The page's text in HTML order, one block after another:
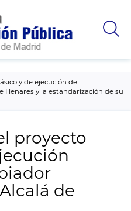
y de ejecución del
Henares y la estandarización de su
proyecto
de